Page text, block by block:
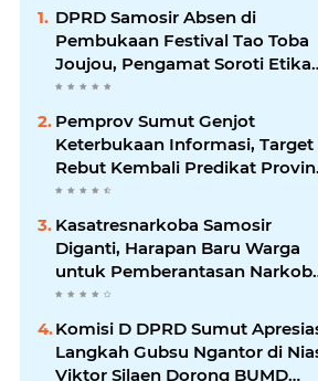
DPRD Samosir Absen di
Pembukaan Festival Tao Toba
Joujou, Pengamat Soroti Etika
Birokrasi Pemkab
Pemprov Sumut Genjot
Keterbukaan Informasi, Target
Rebut Kembali Predikat
Informatif
Kasatresnarkoba Samosir
Diganti, Harapan Baru Warga
untuk Pemberantasan
Menguat
Komisi D DPRD Sumut
Langkah Gubsu Ngantor di
Viktor Silaen Dorong BUMD